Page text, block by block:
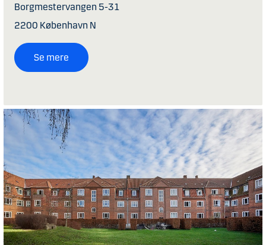
Borgmestervangen 5-31
2200 København N
Se mere